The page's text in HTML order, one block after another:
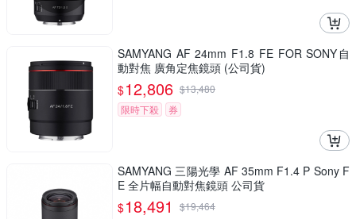
SAMYANG AF 24mm F1.8 FE FOR SONY自
動對焦 廣角定焦鏡頭 (公司貨)
$12,806 $13,480
限時下殺
券
SAMYANG 三陽光學 AF 35mm F1.4 P Sony F
E 全片幅自動對焦鏡頭 公司貨
$18,491 $19,464